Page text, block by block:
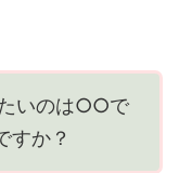
いのは○○で
か？